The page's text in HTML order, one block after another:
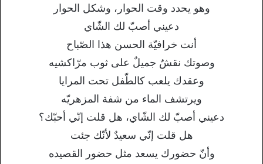
وهو يحدد وقت الحوار، وشكل الحوار
دعيني أصبّ لك الشّاي
أنت خرافيّة الحسن هذا الصّباح
وصوتك نقشٌ جميلٌ على ثوب مرّاكشيه
وعقدك يلعب كالطّفل تحت المرايا
ويرتشف الماء من شفة المزهريّه
دعيني أصبّ لك الشّاي، هل قلت إنّي أحبّك؟
هل قلت إنّي سعيدٌ لأنّك جئت
وأنّ حضورك يسعد مثل حضور القصيده